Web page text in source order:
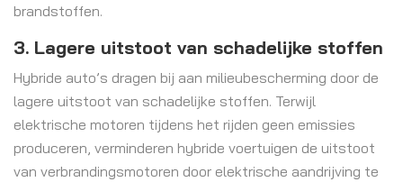
brandstoffen.
3. Lagere uitstoot van schadelijke stoffen
Hybride auto’s dragen bij aan milieubescherming door de
lagere uitstoot van schadelijke stoffen. Terwijl
elektrische motoren tijdens het rijden geen emissies
produceren, verminderen hybride voertuigen de uitstoot
van verbrandingsmotoren door elektrische aandrijving te